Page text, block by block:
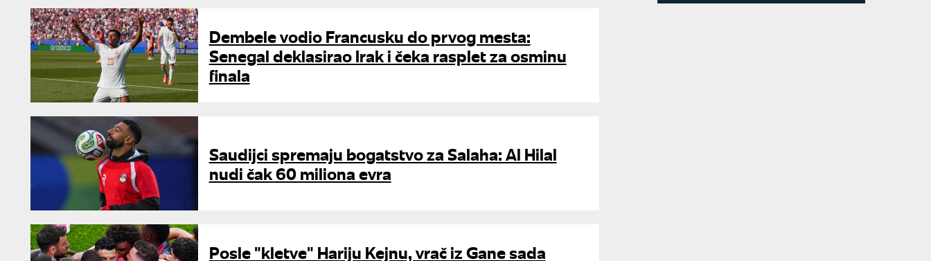
Dembele vodio Francusku do prvog mesta:
Senegal deklasirao Irak i čeka rasplet za osminu
finala
Saudijci spremaju bogatstvo za Salaha: Al Hilal
nudi čak 60 miliona evra
Posle "kletve" Hariju Kejnu, vrač iz Gane sada